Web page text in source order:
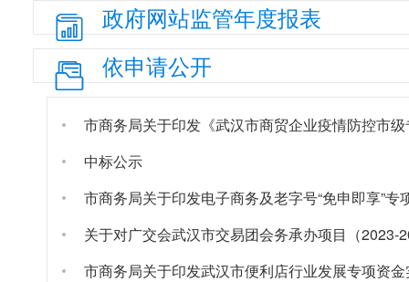
政府网站监管年度报表
依申请公开
中标公示
市商务局关于印发电子商务及老字号“免申即享”专
关于对广交会武汉市交易团会务承办项目（2023-
市商务局关于印发武汉市便利店行业发展专项资